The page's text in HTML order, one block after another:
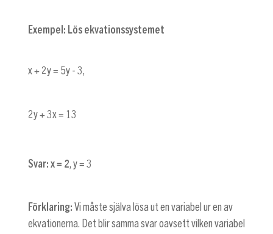
Exempel: Lös ekvationssystemet
x + 2y = 5y - 3
2y + 3x = 13
Svar: x = 2, y = 3
Förklaring: Vi måste själva lösa ut en variabel ur en av
ekvationerna. Det blir samma svar oavsett vilken variabel